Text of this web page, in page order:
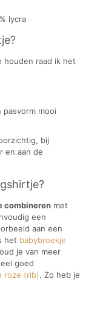
lycra
houden raad ik het
mooi
bij
en aan de
combinerenmet
een
aan een
het babybroekje
je van meer
goed
roze (rib). Zo heb je